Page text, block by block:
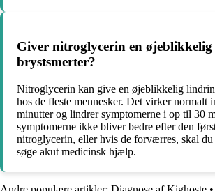
Giver nitroglycerin en
brystsmerter?
Nitroglycerin kan give en øjeblikkelig
hos de fleste mennesker. Det virker normalt
minutter og lindrer symptomerne i op til 30
symptomerne ikke bliver bedre efter den
nitroglycerin, eller hvis de forværres, skal
søge akut medicinsk hjælp.